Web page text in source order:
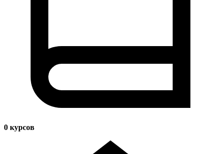
0 курсов